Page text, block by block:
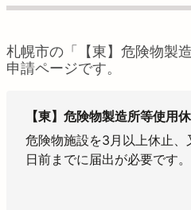
札幌市の「 【東】危険物製
申請ページです。
【東】危険物製造所等使用
危険物施設を3月以上休止
日前までに届出が必要です。